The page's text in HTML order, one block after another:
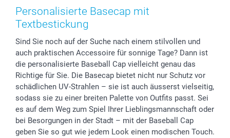
Zubehör & Material
Foto-Kalender & Agenden
Geschenk-Gutscheine (PDF)
AGB
Impressum
Partnerprogramme
Investor Relations
B2B smartbusiness
Widerrufsrecht
Muttertag
Vatertag
Hochzeit
Geburtstag
Geburt
Zu allen Anlässen
Preise und Versandkosten
Lieferfristen
Zahlungsmöglichkeiten
Anmelden /Registrieren
Sitemap
Status der Bestellung
smartfriends
smartgarantie
smartbonus
Personalisierte Basecap mit
Textbestickung
Sind Sie noch auf der Suche nach einem stilvollen und
auch praktischen Accessoire für sonnige Tage? Dann ist
die personalisierte Baseball Cap vielleicht genau das
Richtige für Sie. Die Basecap bietet nicht nur Schutz vor
schädlichen UV-Strahlen – sie ist auch äusserst vielseitig,
sodass sie zu einer breiten Palette von Outfits passt. Sei
es auf dem Weg zum Spiel Ihrer Lieblingsmannschaft oder
bei Besorgungen in der Stadt – mit der Baseball Cap
geben Sie so gut wie jedem Look einen modischen Touch.